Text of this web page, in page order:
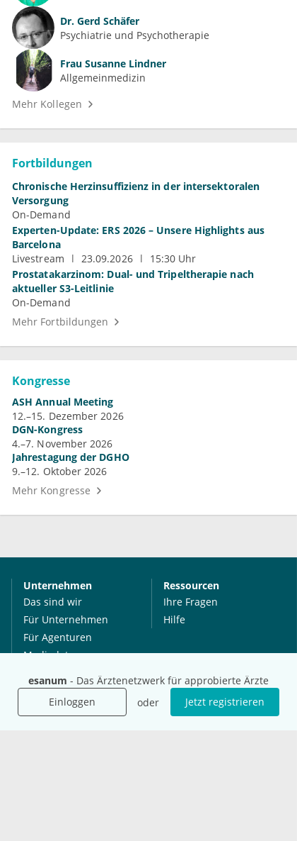
esanum - Das Ärztenetzwerk für approbierte Ärzte
Einloggen
oder Jetzt registrieren
Dr. Gerd Schäfer
Psychiatrie und Psychotherapie
Frau Susanne Lindner
Allgemeinmedizin
Mehr Kollegen
Fortbildungen
Chronische Herzinsuffizienz in der intersektoralen
Versorgung
On-Demand
Experten-Update: ERS 2026 – Unsere Highlights aus
Barcelona
Livestream
23.09.2026
15:30 Uhr
Prostatakarzinom: Dual- und Tripeltherapie nach
aktueller S3-Leitlinie
On-Demand
Mehr Fortbildungen
Kongresse
ASH Annual Meeting
12.–15. Dezember 2026
DGN-Kongress
4.–7. November 2026
Jahrestagung der DGHO
9.–12. Oktober 2026
Mehr Kongresse
Unternehmen
Das sind wir
Für Unternehmen
Für Agenturen
Mediadaten
Karriere
Ressourcen
Ihre Fragen
Hilfe